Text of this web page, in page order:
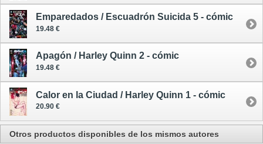
Emparedados / Escuadrón Suicida 5 - cómic
19.48 €
Apagón / Harley Quinn 2 - cómic
19.48 €
Calor en la Ciudad / Harley Quinn 1 - cómic
20.90 €
Otros productos disponibles de los mismos autores